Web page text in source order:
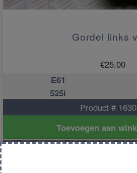
Gordel links
€25.00
E61
525i
Product #
Toevoegen aan